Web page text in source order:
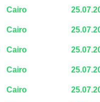
Cairo
Cairo
Cairo
Cairo
Cairo